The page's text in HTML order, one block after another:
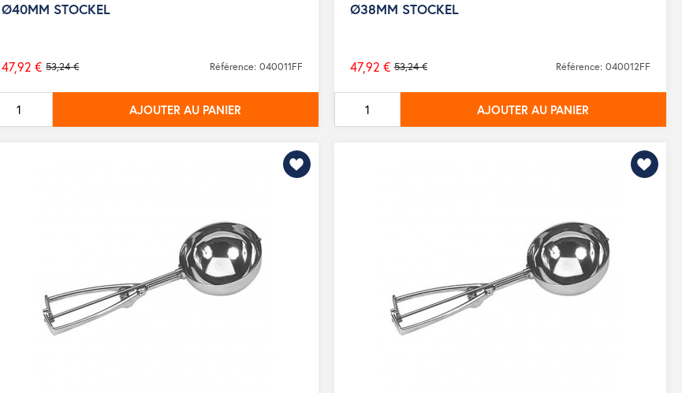
Ø40MM STOCKEL
Prix
de
base
53,24 €
47,92 € Référence: 040011FF
AJOUTER AU PANIER
Ø38MM STOCKEL
Prix
de
base
53,24 €
47,92 € Référence: 040012FF
AJOUTER AU PANIER